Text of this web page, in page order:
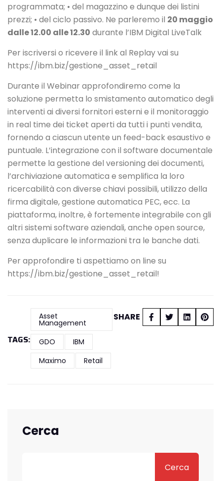
programmata; • del magazzino e dunque dei listini
prezzi; • del ciclo passivo. Ne parleremo il 20 maggio
dalle 12.00 alle 12.30 durante l’IBM Digital LiveTalk
Per iscriversi o ricevere il link al Replay vai su
https://ibm.biz/gestione_asset_retail
Durante il Webinar approfondiremo come la
soluzione permetta lo smistamento automatico degli
interventi ai diversi fornitori esterni e il monitoraggio
in real time dei ticket aperti da tutti i punti vendita,
fornendo a ciascun utente un feed-back esaustivo e
puntuale. L’integrazione con il software documentale
permette la gestione del versioning dei documenti,
l’archiviazione automatica e semplifica la loro
ricercabilità con diverse chiavi possibili, utilizzo della
firma digitale, gestione automatica PEC, ecc. La
piattaforma, inoltre, è fortemente integrabile con gli
altri sistemi software aziendali, anche open source,
senza duplicare le informazioni tra le banche dati.
Per approfondire ti aspettiamo on line su
https://ibm.biz/gestione_asset_retail!
TAGS:
Asset
Management
GDO
IBM
Maximo
Retail
SHARE
Cerca
Cerca